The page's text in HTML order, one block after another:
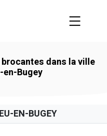
dans la ville
Bugey
EN-BUGEY